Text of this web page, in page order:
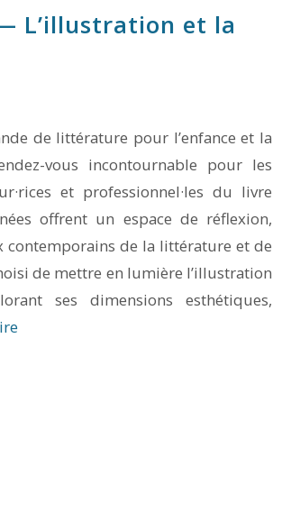
— L’illustration et la
de littérature pour l’enfance et la
vous incontournable pour les
et professionnel·les du livre
offrent un espace de réflexion,
contemporains de la littérature et de
de mettre en lumière l’illustration
ses dimensions esthétiques,